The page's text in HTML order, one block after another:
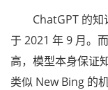
ChatGPT 的知
于 2021 年 9 月。
高，模型本身保证
类似 New Bing 的